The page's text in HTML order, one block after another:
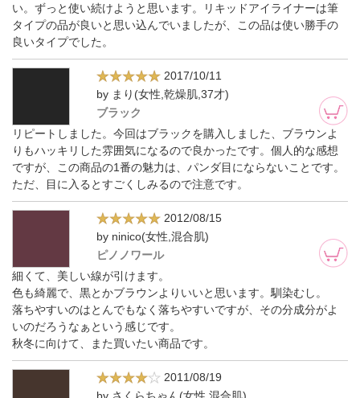
い。ずっと使い続けようと思います。リキッドアイライナーは筆
タイプの品が良いと思い込んでいましたが、この品は使い勝手の
良いタイプでした。
2017/10/11
by まり(女性,乾燥肌,37才)
ブラック
リピートしました。今回はブラックを購入しました、ブラウンよ
りもハッキリした雰囲気になるので良かったです。個人的な感想
ですが、この商品の1番の魅力は、パンダ目にならないことです。
ただ、目に入るとすごくしみるので注意です。
2012/08/15
by ninico(女性,混合肌)
ピノノワール
細くて、美しい線が引けます。
色も綺麗で、黒とかブラウンよりいいと思います。馴染むし。
落ちやすいのはとんでもなく落ちやすいですが、その分成分がよ
いのだろうなぁという感じです。
秋冬に向けて、また買いたい商品です。
2011/08/19